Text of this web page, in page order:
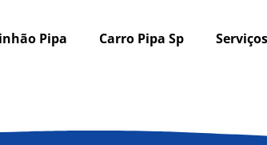
Pipa Carro Pipa Sp Serviços